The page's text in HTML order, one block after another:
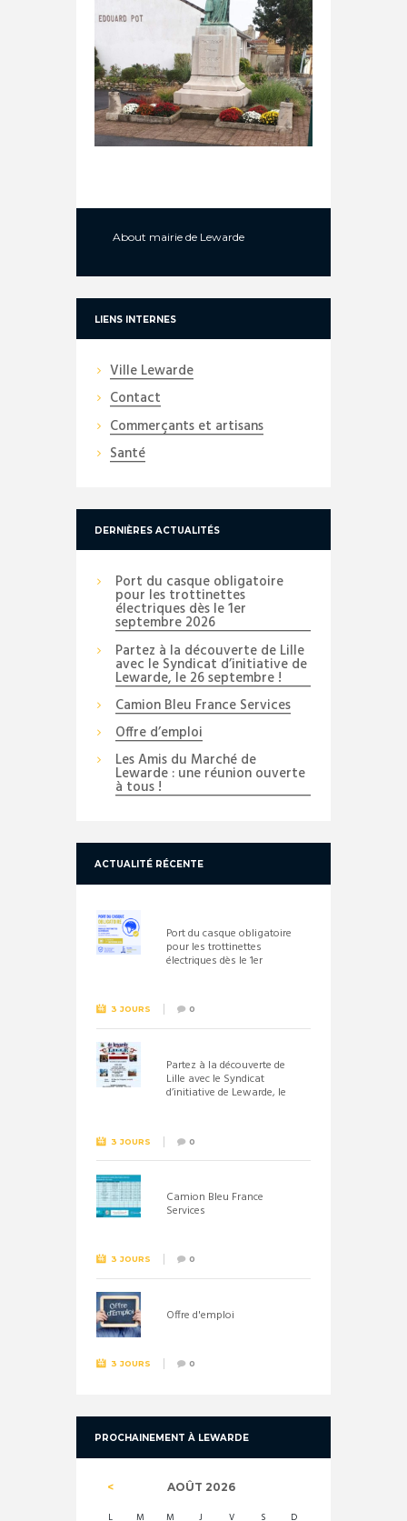
About mairie de Lewarde
LIENS INTERNES
Ville Lewarde
Contact
Commerçants et artisans
Santé
DERNIÈRES ACTUALITÉS
Port du casque obligatoire
pour les trottinettes
électriques dès le 1er
septembre 2026
Partez à la découverte de Lille
avec le Syndicat d’initiative de
Lewarde, le 26 septembre !
Camion Bleu France Services
Offre d’emploi
Les Amis du Marché de
Lewarde : une réunion ouverte
à tous !
ACTUALITÉ RÉCENTE
Port du casque obligatoire
pour les trottinettes
électriques dès le 1er
3 JOURS 0
Partez à la découverte de
Lille avec le Syndicat
d’initiative de Lewarde, le
3 JOURS 0
Camion Bleu France
Services
3 JOURS 0
Offre d'emploi
3 JOURS 0
PROCHAINEMENT À LEWARDE
AOÛT 2026
L M M J V S D